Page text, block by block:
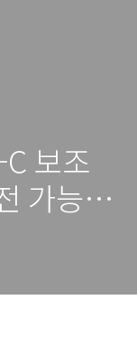
보조
가능하